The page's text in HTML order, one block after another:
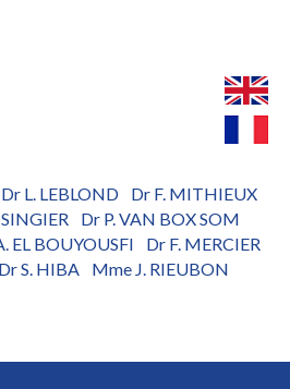
Dr L. LEBLOND
Dr F. MITHIEUX
- Dr P. VAN BOX SOM
EL BOUYOUSFI
Dr F. MERCIER
Dr S. HIBA- Mme J. RIEUBON